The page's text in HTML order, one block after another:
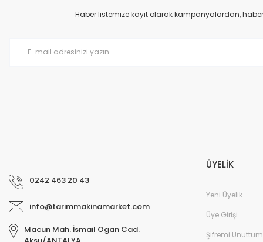
Ürün bilgilerinde hatalar bulunuyor.
Haber listemize kayıt olarak kampanyalardan,
0242 463 20 43
info@tarimmakinamarket.com
Macun Mah. İsmail Ogan Cad.
ÜYELİK
Yeni Üyelik
Üye Girişi
Şifremi Unuttum